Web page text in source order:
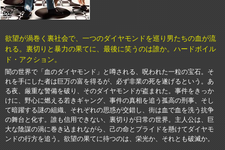
欲望が渦巻く裏社会で、一つのダイヤモンドを巡り男たちの血が流
れる。裏切りと暴力の果てに、最後に笑うのは誰か。ハードボイル
ド・アクション。
闇の世界で「血のダイヤモンド」と噂される、呪われた一粒の宝石。そ
れを手にした者は巨万の富を得るが、必ず非業の死を遂げるという。あ
る夜、厳重な警備を破り、そのダイヤモンドが盗まれた。事件をきっか
けに、野心に燃える若きギャング、事件の真相を追う孤高の刑事、そし
て暗躍する謎の組織、それぞれの思惑が交錯し、街は血で血を洗う抗争
の舞台と化す。誰も信用できない、裏切りが日常の世界。主人公は、巨
大な陰謀の渦に巻き込まれながら、己の命とプライドを懸けてダイヤモ
ンドの行方を追う。欲望の果てに待つのは、栄光か、それとも破滅か。